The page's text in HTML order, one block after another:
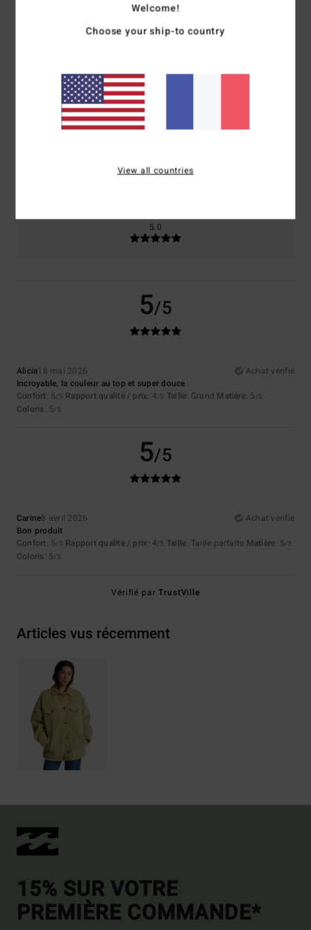
Confort
5.0
Trop grand
5.0
5/5
Alicia18 mai 2026
Achat vérifié
Incroyable, la couleur au top et super douce
Confort: 5/5 Rapport qualité / prix: 4/5 Taille: Grand Matière: 5 /5
Coloris: 5/5
5/5
Carine8 avril 2026
Achat vérifié
Bon produit
Confort: 5/5 Rapport qualité / prix: 4/5 Taille: Taille parfaite Matière: 5/5
Coloris: 5/5
Vérifié parTrustVille
Articles vus récemment
15% SUR VOTRE
PREMIÈRE COMMANDE*
Welcome!
Choose your ship-to country
View all countries